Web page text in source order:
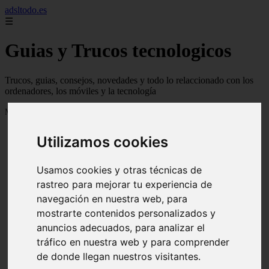
Utilizamos cookies
Usamos cookies y otras técnicas de
rastreo para mejorar tu experiencia de
navegación en nuestra web, para
mostrarte contenidos personalizados y
anuncios adecuados, para analizar el
tráfico en nuestra web y para comprender
de donde llegan nuestros visitantes.
adsltodo.es
☰
Guias y Trucos tecnologicos
Trucos, guias, consejos, novedades y todo lo relaccionado con los
ordenadores, los móviles y la tecnología
Mostrando 1 - 24 de 148 artículos
Newskill Kitsune Review 【Análisis en Español】